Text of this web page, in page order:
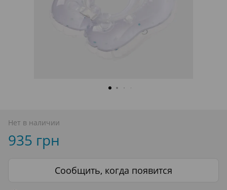
Нет в наличии
935 грн
Сообщить, когда появится